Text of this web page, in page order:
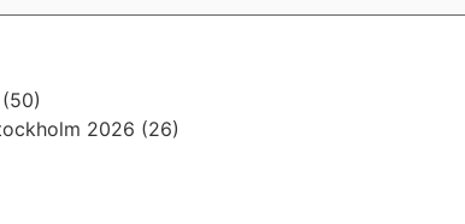
(50)
2026 (26)